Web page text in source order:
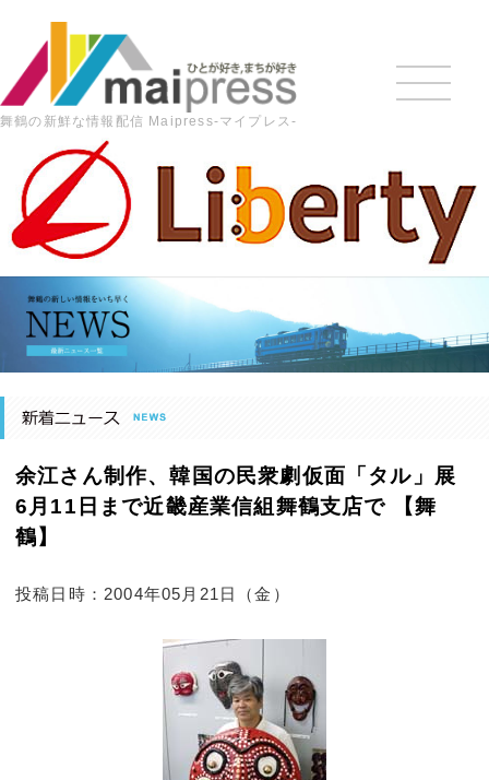
舞鶴の新鮮な情報配信 Maipress-マイプレス-
HOME > 最新の記事 > 地域ニュース > 余江さん制作、韓国
の民衆劇仮面「タル」展 6月11日まで近畿産業信組舞鶴支店で
余江さん制作、韓国の民衆劇仮面「タル」展
6月11日まで近畿産業信組舞鶴支店で 【舞
鶴】
投稿日時：2004年05月21日（金）